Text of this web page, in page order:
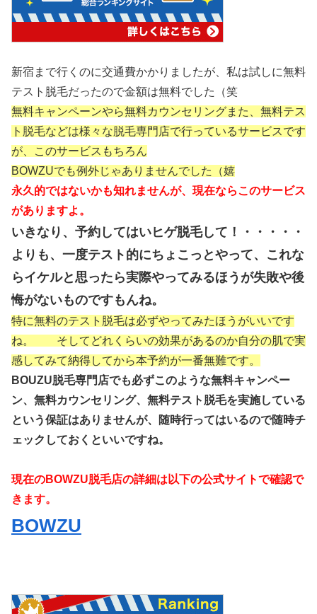
新宿まで行くのに交通費かかりましたが、私は試しに無料
テスト脱毛だったので金額は無料でした（笑
無料キャンペーンやら無料カウンセリングまた、無料テス
ト脱毛などは様々な脱毛専門店で行っているサービスです
が、このサービスもちろん
BOWZUでも例外じゃありませんでした（嬉
永久的ではないかも知れませんが、現在ならこのサービス
がありますよ。
いきなり、予約してはいヒゲ脱毛して！・・・・・
よりも、一度テスト的にちょこっとやって、これな
らイケルと思ったら実際やってみるほうが失敗や後
悔がないものですもんね。
特に無料のテスト脱毛は必ずやってみたほうがいいです
ね。 そしてどれくらいの効果があるのか自分の肌で実
感してみて納得してから本予約が一番無難です。
BOUZU脱毛専門店でも必ずこのような無料キャンペー
ン、無料カウンセリング、無料テスト脱毛を実施している
という保証はありませんが、随時行ってはいるので随時チ
ェックしておくといいですね。
現在のBOWZU脱毛店の詳細は以下の公式サイトで確認で
きます。
BOWZU